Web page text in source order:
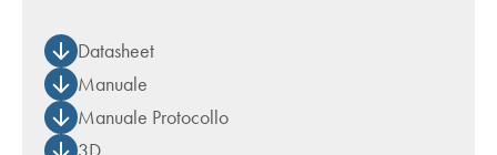
Datasheet
Manuale
Manuale Protocollo